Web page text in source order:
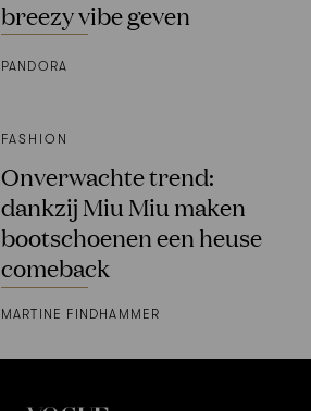
breezy vibe geven
PANDORA
FASHION
Onverwachte trend:
dankzij Miu Miu maken
bootschoenen een heuse
comeback
MARTINE FINDHAMMER